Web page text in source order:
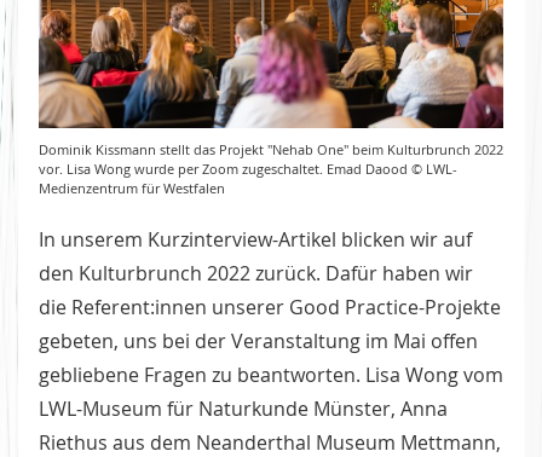
Dominik Kissmann stellt das Projekt "Nehab One" beim Kulturbrunch 2022
vor. Lisa Wong wurde per Zoom zugeschaltet. Emad Daood © LWL-
Medienzentrum für Westfalen
In unserem Kurzinterview-Artikel blicken wir auf
den Kulturbrunch 2022 zurück. Dafür haben wir
die Referent:innen unserer Good Practice-Projekte
gebeten, uns bei der Veranstaltung im Mai offen
gebliebene Fragen zu beantworten. Lisa Wong vom
LWL-Museum für Naturkunde Münster, Anna
Riethus aus dem Neanderthal Museum Mettmann,